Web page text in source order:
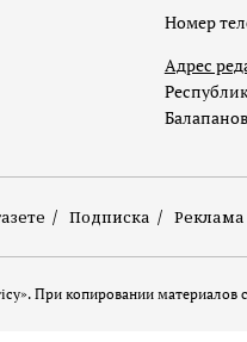
Номер
Адрес
Подписка Реклама
При копировании материалов